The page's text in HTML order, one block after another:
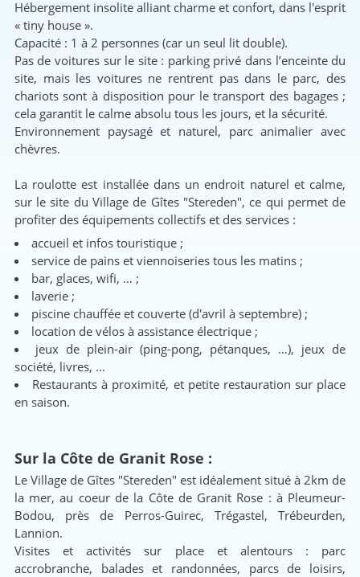
Hébergement insolite alliant charme et confort, dans l'esprit
« tiny house ».
Capacité : 1 à 2 personnes (car un seul lit double).
Pas de voitures sur le site : parking privé dans l’enceinte du
site, mais les voitures ne rentrent pas dans le parc, des
chariots sont à disposition pour le transport des bagages ;
cela garantit le calme absolu tous les jours, et la sécurité.
Environnement paysagé et naturel, parc animalier avec
chèvres.
La roulotte est installée dans un endroit naturel et calme,
sur le site du Village de Gîtes "Stereden", ce qui permet de
profiter des équipements collectifs et des services :
accueil et infos touristique ;
service de pains et viennoiseries tous les matins ;
bar, glaces, wifi, … ;
laverie ;
piscine chauffée et couverte (d'avril à septembre) ;
location de vélos à assistance électrique ;
jeux de plein-air (ping-pong, pétanques, …), jeux de
société, livres, ...
Restaurants à proximité, et petite restauration sur place
en saison.
Sur la Côte de Granit Rose :
Le Village de Gîtes "Stereden" est idéalement situé à 2km de
la mer, au coeur de la Côte de Granit Rose : à Pleumeur-
Bodou, près de Perros-Guirec, Trégastel, Trébeurden,
Lannion.
Visites et activités sur place et alentours : parc
accrobranche, balades et randonnées, parcs de loisirs,